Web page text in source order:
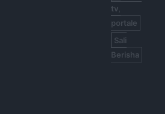
tv,
portale
Sali
Berisha